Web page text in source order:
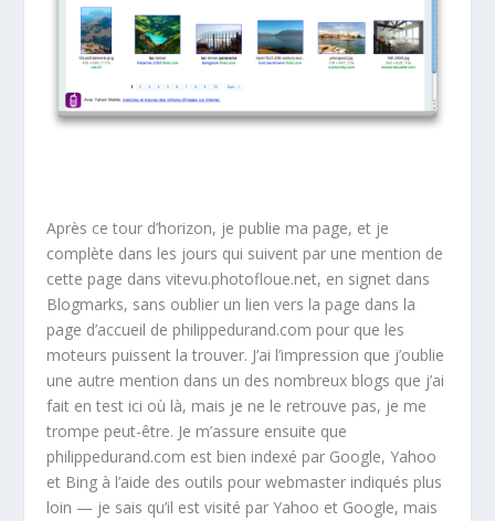
Après ce tour d’horizon, je publie ma page, et je
complète dans les jours qui suivent par une mention de
cette page dans vitevu.photofloue.net, en signet dans
Blogmarks, sans oublier un lien vers la page dans la
page d’accueil de philippedurand.com pour que les
moteurs puissent la trouver. J’ai l’impression que j’oublie
une autre mention dans un des nombreux blogs que j’ai
fait en test ici où là, mais je ne le retrouve pas, je me
trompe peut-être. Je m’assure ensuite que
philippedurand.com est bien indexé par Google, Yahoo
et Bing à l’aide des outils pour webmaster indiqués plus
loin — je sais qu’il est visité par Yahoo et Google, mais